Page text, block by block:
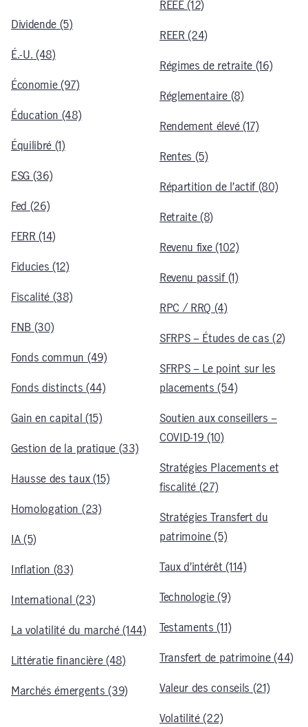
Dividende (5)
É.-U. (48)
Économie (97)
Éducation (48)
Équilibré (1)
ESG (36)
Fed (26)
FERR (14)
Fiducies (12)
Fiscalité (38)
FNB (30)
Fonds commun (49)
Fonds distincts (44)
Gain en capital (15)
Gestion de la pratique (33)
Hausse des taux (15)
Homologation (23)
IA (5)
Inflation (83)
International (23)
La volatilité du marché (144)
Littératie financière (48)
Marchés émergents (39)
REEE (12)
REER (24)
Régimes de retraite (16)
Réglementaire (8)
Rendement élevé (17)
Rentes (5)
Répartition de l’actif (80)
Retraite (8)
Revenu fixe (102)
Revenu passif (1)
RPC / RRQ (4)
SFRPS – Études de cas (2)
SFRPS – Le point sur les
placements (54)
Soutien aux conseillers –
COVID-19 (10)
Stratégies Placements et
fiscalité (27)
Stratégies Transfert du
patrimoine (5)
Taux d’intérêt (114)
Technologie (9)
Testaments (11)
Transfert de patrimoine (44)
Valeur des conseils (21)
Volatilité (22)